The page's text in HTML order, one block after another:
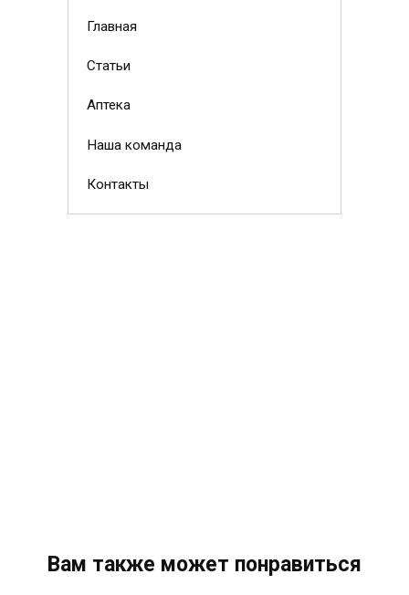
Главная
Статьи
Аптека
Наша команда
Контакты
Вам также может понравиться